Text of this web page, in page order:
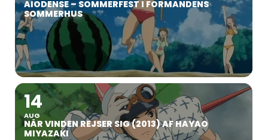
AIODENSE – SOMMERFEST I FORMANDENS
SOMMERHUS
14
AUG
NÅR VINDEN REJSER SIG (2013) AF HAYAO
MIYAZAKI